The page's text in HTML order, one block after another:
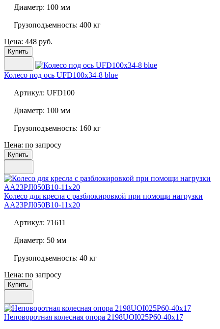
Диаметр: 100 мм
Грузоподъемность: 400 кг
Цена: 448 руб.
Купить
Колесо под ось UFD100x34-8 blue
Артикул: UFD100
Диаметр: 100 мм
Грузоподъемность: 160 кг
Цена: по запросу
Купить
Колесо для кресла с разблокировкой при помощи нагрузки
AA23PJI050B10-11x20
Артикул: 71611
Диаметр: 50 мм
Грузоподъемность: 40 кг
Цена: по запросу
Купить
Неповоротная колесная опора 2198UOI025P60-40x17